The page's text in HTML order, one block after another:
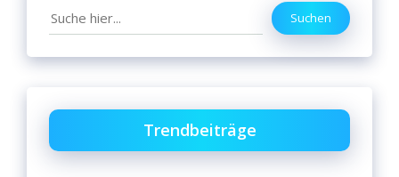
Search Suchen
Trendbeiträge